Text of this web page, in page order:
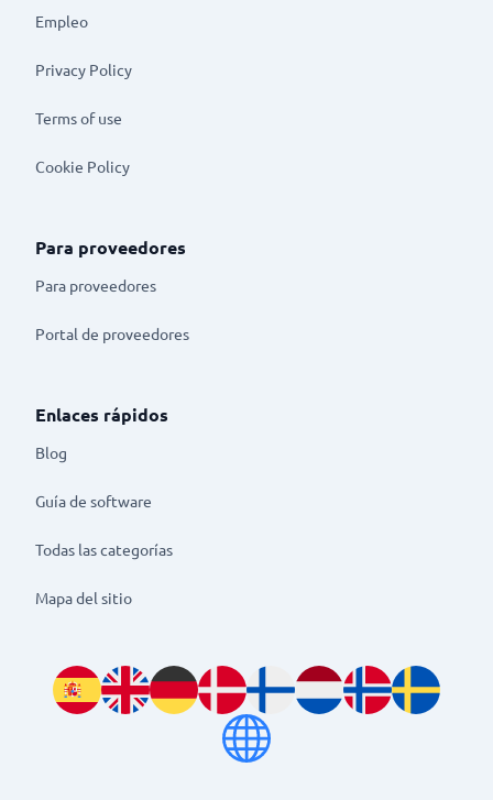
Empleo
Privacy Policy
Terms of use
Cookie Policy
Para proveedores
Para proveedores
Portal de proveedores
Enlaces rápidos
Blog
Guía de software
Todas las categorías
Mapa del sitio